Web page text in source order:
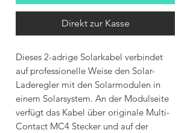
Direkt zur Kasse
Dieses 2-adrige Solarkabel verbindet
auf professionelle Weise den Solar-
Laderegler mit den Solarmodulen in
einem Solarsystem. An der Modulseite
verfügt das Kabel über originale Multi-
Contact MC4 Stecker und auf der